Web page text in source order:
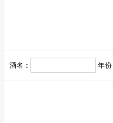
酒名： 年份